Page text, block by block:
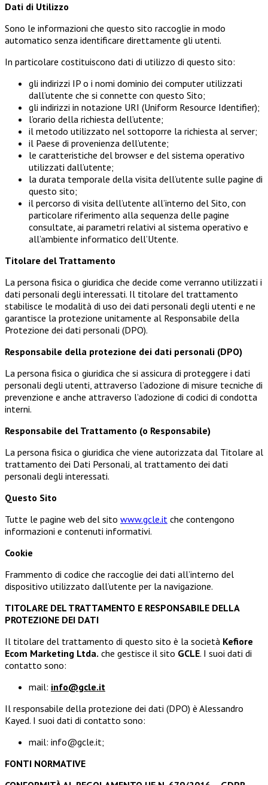
Dati di Utilizzo
Sono le informazioni che questo sito raccoglie in modo
automatico senza identificare direttamente gli utenti.
In particolare costituiscono dati di utilizzo di questo sito:
gli indirizzi IP o i nomi dominio dei computer utilizzati
dall’utente che si connette con questo Sito;
gli indirizzi in notazione URI (Uniform Resource Identifier);
l’orario della richiesta dell’utente;
il metodo utilizzato nel sottoporre la richiesta al server;
il Paese di provenienza dell’utente;
le caratteristiche del browser e del sistema operativo
utilizzati dall’utente;
la durata temporale della visita dell’utente sulle pagine di
questo sito;
il percorso di visita dell’utente all’interno del Sito, con
particolare riferimento alla sequenza delle pagine
consultate, ai parametri relativi al sistema operativo e
all’ambiente informatico dell’Utente.
Titolare del Trattamento
La persona fisica o giuridica che decide come verranno utilizzati i
dati personali degli interessati. Il titolare del trattamento
stabilisce le modalità di uso dei dati personali degli utenti e ne
garantisce la protezione unitamente al Responsabile della
Protezione dei dati personali (DPO).
Responsabile della protezione dei dati personali (DPO)
La persona fisica o giuridica che si assicura di proteggere i dati
personali degli utenti, attraverso l’adozione di misure tecniche di
prevenzione e anche attraverso l’adozione di codici di condotta
interni.
Responsabile del Trattamento (o Responsabile)
La persona fisica o giuridica che viene autorizzata dal Titolare al
trattamento dei Dati Personali, al trattamento dei dati
personali degli interessati.
Questo Sito
Tutte le pagine web del sito www.gcle.it che contengono
informazioni e contenuti informativi.
Cookie
Frammento di codice che raccoglie dei dati all’interno del
dispositivo utilizzato dall’utente per la navigazione.
TITOLARE DEL TRATTAMENTO E RESPONSABILE DELLA
PROTEZIONE DEI DATI
Il titolare del trattamento di questo sito è la società Kefiore
Ecom Marketing Ltda. che gestisce il sito GCLE. I suoi dati di
contatto sono:
mail: info@gcle.it
Il responsabile della protezione dei dati (DPO) è Alessandro
Kayed. I suoi dati di contatto sono:
mail: info@gcle.it;
FONTI NORMATIVE